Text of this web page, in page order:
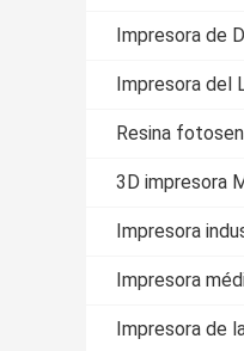
Impresora de
Impresora del
Resina
3D impresora
Impresora
Impresora
Impresora de